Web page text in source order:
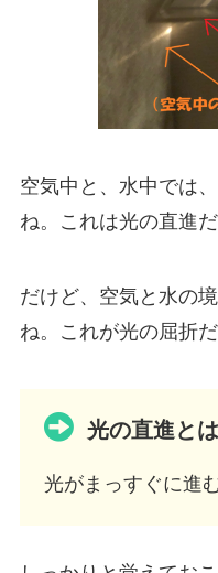
空気中と、水中では
ね。これは光の直進だ
だけど、空気と水の
ね。これが光の屈折だ
光の直進とは
光がまっすぐに進